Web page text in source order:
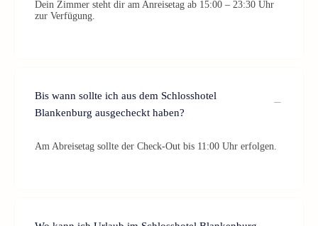
Dein Zimmer steht dir am Anreisetag ab 15:00 – 23:30 Uhr
zur Verfügung.
Bis wann sollte ich aus dem Schlosshotel
Blankenburg ausgecheckt haben?
Am Abreisetag sollte der Check-Out bis 11:00 Uhr erfolgen.